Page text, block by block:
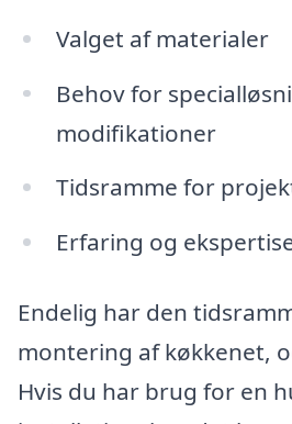
Valget af materialer
Behov for
modifikationer
Tidsramme for
Erfaring og
Endelig har den
montering af køkkenet,
Hvis du har brug for en